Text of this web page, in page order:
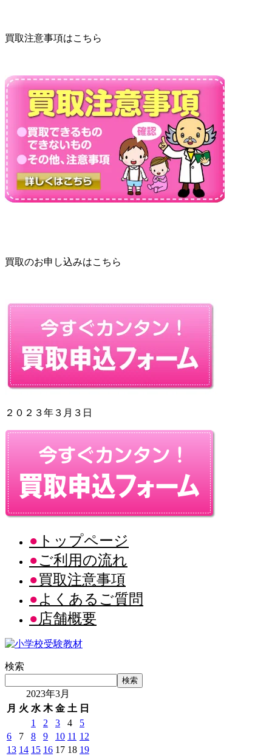
買取注意事項はこちら
買取のお申し込みはこちら
２０２３年３月３日
トップページ
ご利用の流れ
買取注意事項
よくあるご質問
店舗概要
検索
検索
2023年3月
月 火 水 木 金 土 日
1
2 3 4
5
6
7 8 9 10 11 12
13 14 15 16 17 18 19